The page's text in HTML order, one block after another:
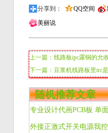
分享到： QQ空间
美丽说
上一篇：线路板ipc露铜的允
下一篇：豆浆机线路板里trc
随机推荐文章
外接正激式开关电源我